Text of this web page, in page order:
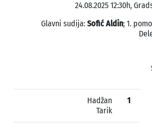
24.08.2025 12:30h,
Glavni sudija: Sofić Aldin; 1.
Hadžan
Tarik
1